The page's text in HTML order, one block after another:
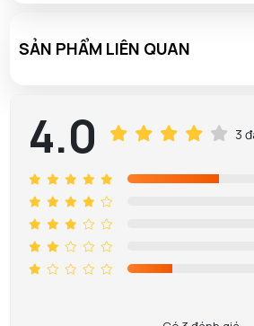
SẢN PHẨM LIÊN QUAN
4.0 3